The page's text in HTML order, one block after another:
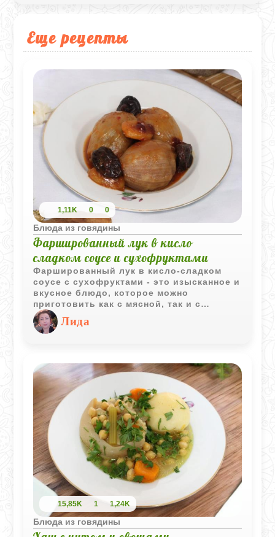
Еще рецепты
1,11K 0 0
Блюда из говядины
Фаршированный лук в кисло
сладком соусе и сухофруктами
Фаршированный лук в кисло-сладком
соусе с сухофруктами - это изысканное и
вкусное блюдо, которое можно
приготовить как с мясной, так и с
вегетарианской начинкой. Соус
готовится на основе томатного соуса с
добавлением гранатового концентрата и
Лида
15,85K 1 1,24K
Блюда из говядины